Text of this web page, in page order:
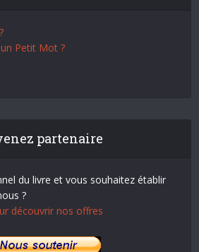
Petit Mot ?
partenaire
du livre et vous souhaitez établir
?
découvrir nos offres